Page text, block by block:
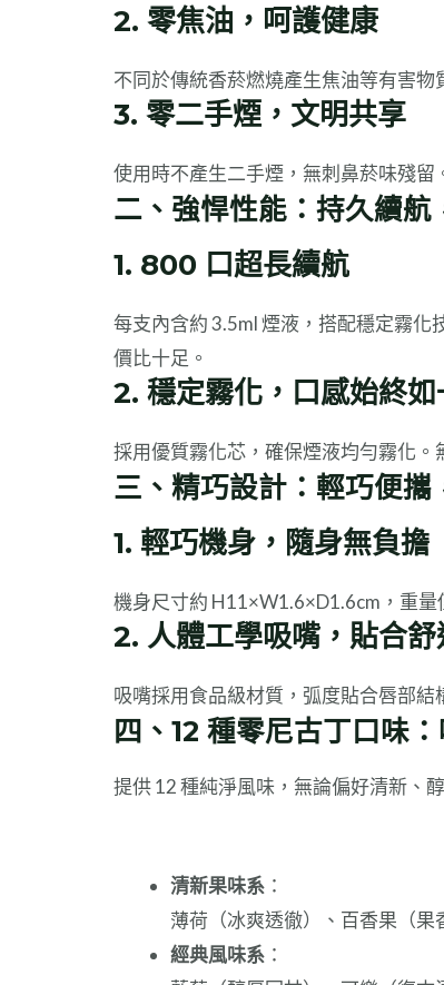
2. 零焦油，呵護健康
不同於傳統香菸燃燒產生焦油等有害
3. 零二手煙，文明共享
使用時不產生二手煙，無刺鼻菸味殘
二、強悍性能：持久續航
1. 800 口超長續航
每支內含約 3.5ml 煙液，搭配穩定霧化
價比十足。
2. 穩定霧化，口感始終如
採用優質霧化芯，確保煙液均勻霧化
三、精巧設計：輕巧便攜
1. 輕巧機身，隨身無負擔
機身尺寸約 H11×W1.6×D1.6cm，重
2. 人體工學吸嘴，貼合舒
吸嘴採用食品級材質，弧度貼合唇部
四、12 種零尼古丁口味
提供 12 種純淨風味，無論偏好清新、
清新果味系 ：
薄荷（冰爽透徹）、百香果（
經典風味系 ：